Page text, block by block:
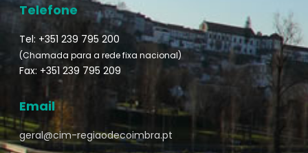
Telefone
Tel: +351 239 795 200
(Chamada para a rede fixa nacional)
Fax: +351 239 795 209
Email
geral@cim-regiaodecoimbra.pt